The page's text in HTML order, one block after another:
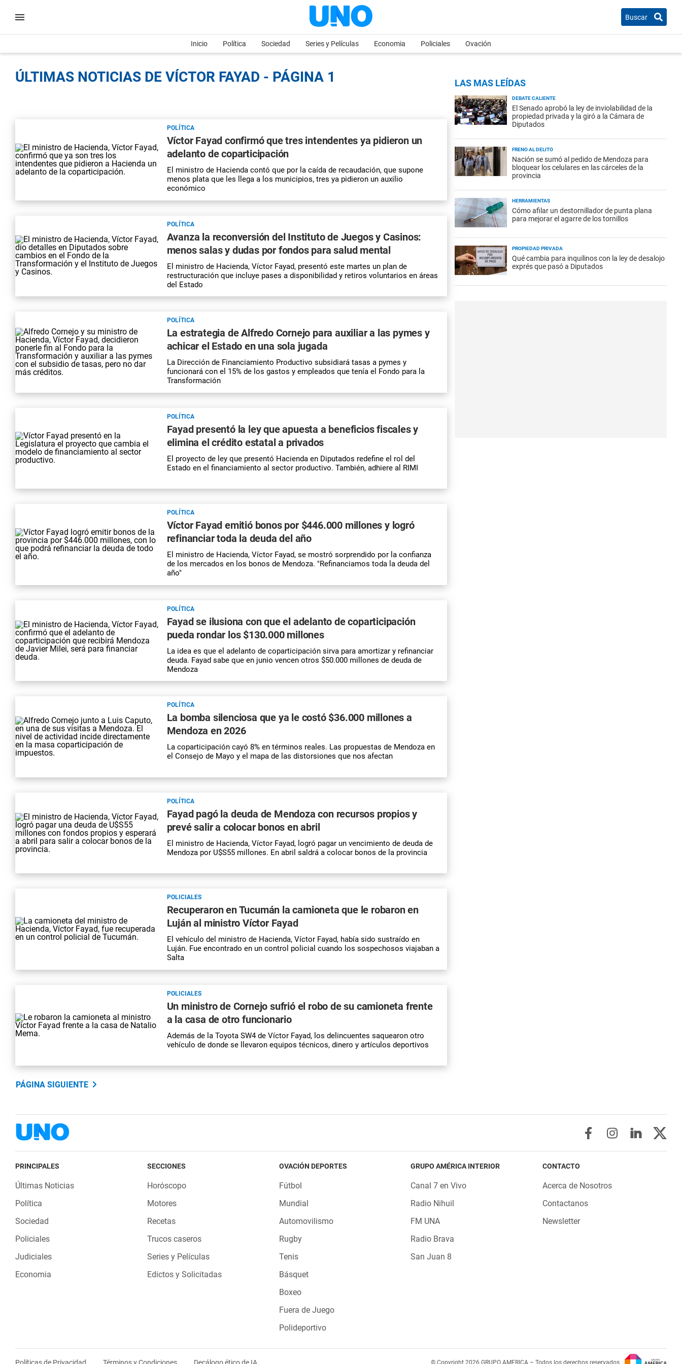
Buscar
Inicio Política Sociedad Series y Películas Economia Policiales Ovación
ÚLTIMAS NOTICIAS DE VÍCTOR FAYAD - PÁGINA 1
POLÍTICA
Víctor Fayad confirmó que tres intendentes ya pidieron un
adelanto de coparticipación
El ministro de Hacienda contó que por la caída de recaudación, que supone
menos plata que les llega a los municipios, tres ya pidieron un auxilio
económico
POLÍTICA
Avanza la reconversión del Instituto de Juegos y Casinos:
menos salas y dudas por fondos para salud mental
El ministro de Hacienda, Víctor Fayad, presentó este martes un plan de
restructuración que incluye pases a disponibilidad y retiros voluntarios en áreas
del Estado
POLÍTICA
La estrategia de Alfredo Cornejo para auxiliar a las pymes y
achicar el Estado en una sola jugada
La Dirección de Financiamiento Productivo subsidiará tasas a pymes y
funcionará con el 15% de los gastos y empleados que tenía el Fondo para la
Transformación
POLÍTICA
Fayad presentó la ley que apuesta a beneficios fiscales y
elimina el crédito estatal a privados
El proyecto de ley que presentó Hacienda en Diputados redefine el rol del
Estado en el financiamiento al sector productivo. También, adhiere al RIMI
POLÍTICA
Víctor Fayad emitió bonos por $446.000 millones y logró
refinanciar toda la deuda del año
El ministro de Hacienda, Víctor Fayad, se mostró sorprendido por la confianza
de los mercados en los bonos de Mendoza. "Refinanciamos toda la deuda del
año"
POLÍTICA
Fayad se ilusiona con que el adelanto de coparticipación
pueda rondar los $130.000 millones
La idea es que el adelanto de coparticipación sirva para amortizar y refinanciar
deuda. Fayad sabe que en junio vencen otros $50.000 millones de deuda de
Mendoza
POLÍTICA
La bomba silenciosa que ya le costó $36.000 millones a
Mendoza en 2026
La coparticipación cayó 8% en términos reales. Las propuestas de Mendoza en
el Consejo de Mayo y el mapa de las distorsiones que nos afectan
POLÍTICA
Fayad pagó la deuda de Mendoza con recursos propios y
prevé salir a colocar bonos en abril
El ministro de Hacienda, Víctor Fayad, logró pagar un vencimiento de deuda de
Mendoza por U$S55 millones. En abril saldrá a colocar bonos de la provincia
POLICIALES
Recuperaron en Tucumán la camioneta que le robaron en
Luján al ministro Víctor Fayad
El vehículo del ministro de Hacienda, Víctor Fayad, había sido sustraído en
Luján. Fue encontrado en un control policial cuando los sospechosos viajaban a
Salta
POLICIALES
Un ministro de Cornejo sufrió el robo de su camioneta frente
a la casa de otro funcionario
Además de la Toyota SW4 de Víctor Fayad, los delincuentes saquearon otro
vehículo de donde se llevaron equipos técnicos, dinero y artículos deportivos
PÁGINA SIGUIENTE
LAS MAS LEÍDAS
DEBATE CALIENTE
El Senado aprobó la ley de inviolabilidad de la
propiedad privada y la giró a la Cámara de
Diputados
FRENO AL DELITO
Nación se sumó al pedido de Mendoza para
bloquear los celulares en las cárceles de la
provincia
HERRAMIENTAS
Cómo afilar un destornillador de punta plana
para mejorar el agarre de los tornillos
PROPIEDAD PRIVADA
Qué cambia para inquilinos con la ley de desalojo
exprés que pasó a Diputados
PRINCIPALES
Últimas Noticias
Política
Sociedad
Policiales
Judiciales
Economia
SECCIONES
Horóscopo
Motores
Recetas
Trucos caseros
Series y Películas
Edictos y Solicitadas
OVACIÓN DEPORTES
Fútbol
Mundial
Automovilismo
Rugby
Tenis
Básquet
Boxeo
Fuera de Juego
Polideportivo
GRUPO AMÉRICA INTERIOR
Canal 7 en Vivo
Radio Nihuil
FM UNA
Radio Brava
San Juan 8
CONTACTO
Acerca de Nosotros
Contactanos
Newsletter
© Copyright 2026 GRUPO AMERICA – Todos los derechos reservados